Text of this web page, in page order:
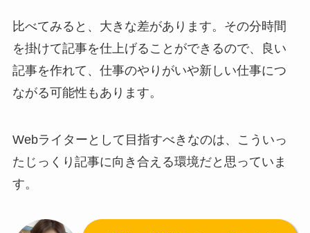
比べてみると、大きな差があります。その分時間
を掛けて記事を仕上げることができるので、良い
記事を作れて、仕事のやりがいや新しい仕事につ
ながる可能性もあります。
Webライターとして目指すべきなのは、こういっ
たじっくり記事に向き合える環境だと思っていま
す。